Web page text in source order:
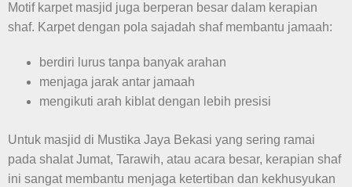
Motif karpet masjid juga berperan besar dalam kerapian
shaf. Karpet dengan pola sajadah shaf membantu jamaah:
berdiri lurus tanpa banyak arahan
menjaga jarak antar jamaah
mengikuti arah kiblat dengan lebih presisi
Untuk masjid di Mustika Jaya Bekasi yang sering ramai
pada shalat Jumat, Tarawih, atau acara besar, kerapian shaf
ini sangat membantu menjaga ketertiban dan kekhusyukan